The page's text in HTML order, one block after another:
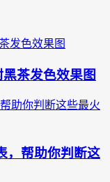
茶发色效果图
，帮助你判断这